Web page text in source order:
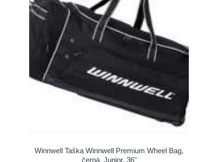
Winnwell Taška Winnwell Premium Wheel Bag,
černá, Junior, 36"